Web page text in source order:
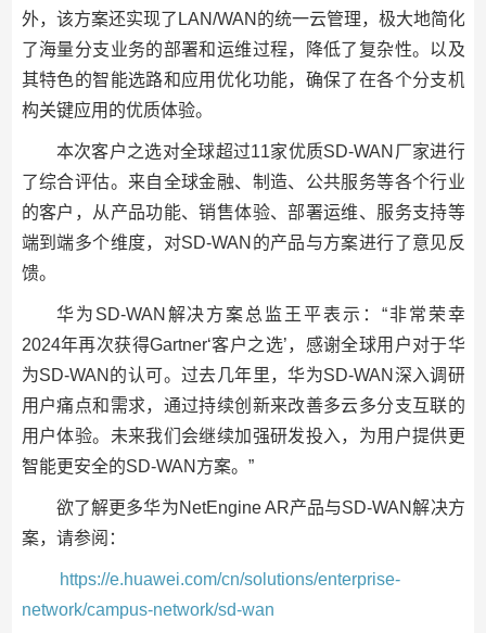
外，该方案还实现了LAN/WAN的统一云管理，极大地简化
了海量分支业务的部署和运维过程，降低了复杂性。以及
其特色的智能选路和应用优化功能，确保了在各个分支机
构关键应用的优质体验。
本次客户之选对全球超过11家优质SD-WAN厂家进行
了综合评估。来自全球金融、制造、公共服务等各个行业
的客户，从产品功能、销售体验、部署运维、服务支持等
端到端多个维度，对SD-WAN的产品与方案进行了意见反
馈。
华为SD-WAN解决方案总监王平表示：“非常荣幸
2024年再次获得Gartner‘客户之选’，感谢全球用户对于华
为SD-WAN的认可。过去几年里，华为SD-WAN深入调研
用户痛点和需求，通过持续创新来改善多云多分支互联的
用户体验。未来我们会继续加强研发投入，为用户提供更
智能更安全的SD-WAN方案。”
欲了解更多华为NetEngine AR产品与SD-WAN解决方
案，请参阅：
https://e.huawei.com/cn/solutions/enterprise-
network/campus-network/sd-wan